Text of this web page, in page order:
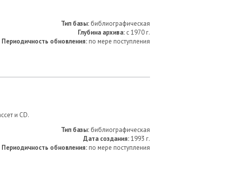
Тип базы: библиографическая
Глубина архива: с 1970 г.
Периодичность обновления: по мере поступления
и CD.
Тип базы: библиографическая
Дата создания:1993 г.
Периодичность обновления: по мере поступления